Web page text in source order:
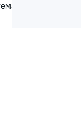
легко,